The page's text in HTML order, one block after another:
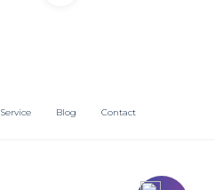
Service Blog Contact